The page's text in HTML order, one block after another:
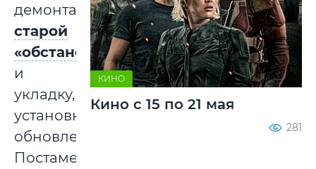
демонтаж
старой
«обстановки»
и
укладку,
установку,
обновление.
Постамент
КИНО
Кино с 15 по 21 мая
281